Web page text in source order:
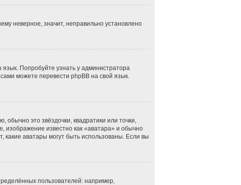
неверное, значит, неправильно установлено
Попробуйте узнать у администратора
можете перевести phpBB на свой язык.
обычно это звёздочки, квадратики или точки,
изображение известно как «аватара» и обычно
какие аватары могут быть использованы. Если вы
пользователей: например,